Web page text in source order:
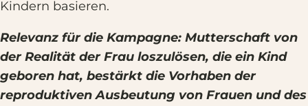
Kindern basieren.
Relevanz für die Kampagne: Mutterschaft von
der Realität der Frau loszulösen, die ein Kind
geboren hat, bestärkt die Vorhaben der
reproduktiven Ausbeutung von Frauen und des